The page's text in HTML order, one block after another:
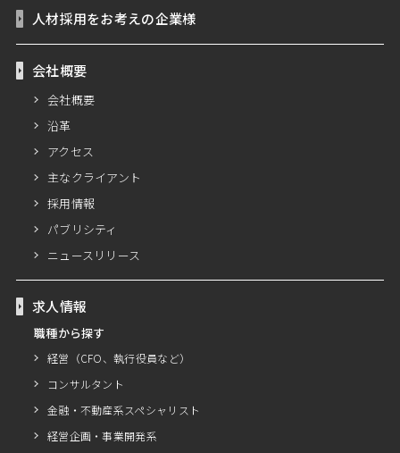
人材採用をお考えの企業様
会社概要
会社概要
沿革
アクセス
主なクライアント
採用情報
パブリシティ
ニュースリリース
求人情報
職種から探す
経営（CFO、執行役員など）
コンサルタント
金融・不動産系スペシャリスト
経営企画・事業開発系